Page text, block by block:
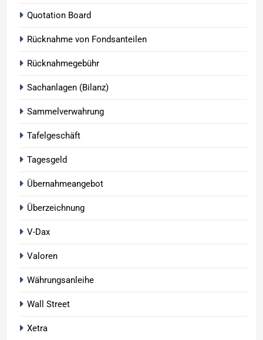
Quotation Board
Rücknahme von Fondsanteilen
Rücknahmegebühr
Sachanlagen (Bilanz)
Sammelverwahrung
Tafelgeschäft
Tagesgeld
Übernahmeangebot
Überzeichnung
V-Dax
Valoren
Währungsanleihe
Wall Street
Xetra